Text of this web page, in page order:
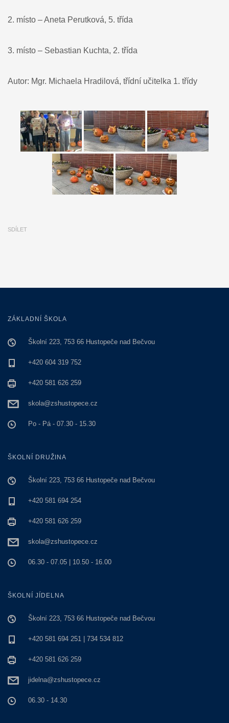
2. místo – Aneta Perutková, 5. třída
3. místo – Sebastian Kuchta, 2. třída
Autor: Mgr. Michaela Hradilová, třídní učitelka 1. třídy
SDÍLET
ZÁKLADNÍ ŠKOLA
Školní 223, 753 66 Hustopeče nad Bečvou
+420 604 319 752
+420 581 626 259
skola@zshustopece.cz
Po - Pá - 07.30 - 15.30
ŠKOLNÍ DRUŽINA
Školní 223, 753 66 Hustopeče nad Bečvou
+420 581 694 254
+420 581 626 259
skola@zshustopece.cz
06.30 - 07.05 | 10.50 - 16.00
ŠKOLNÍ JÍDELNA
Školní 223, 753 66 Hustopeče nad Bečvou
+420 581 694 251 | 734 534 812
+420 581 626 259
jidelna@zshustopece.cz
06.30 - 14.30